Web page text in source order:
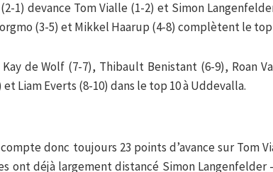
1) devance Tom Vialle (1-2) et Simon
(3-5) et Mikkel Haarup (4-8) complètent le top
de Wolf (7-7), Thibault Benistant (6-9), Roan
et Liam Everts (8-10) dans le top 10 à Uddevalla.
donc toujours 23 points d’avance sur Tom
ont déjà largement distancé Simon Langenfelder